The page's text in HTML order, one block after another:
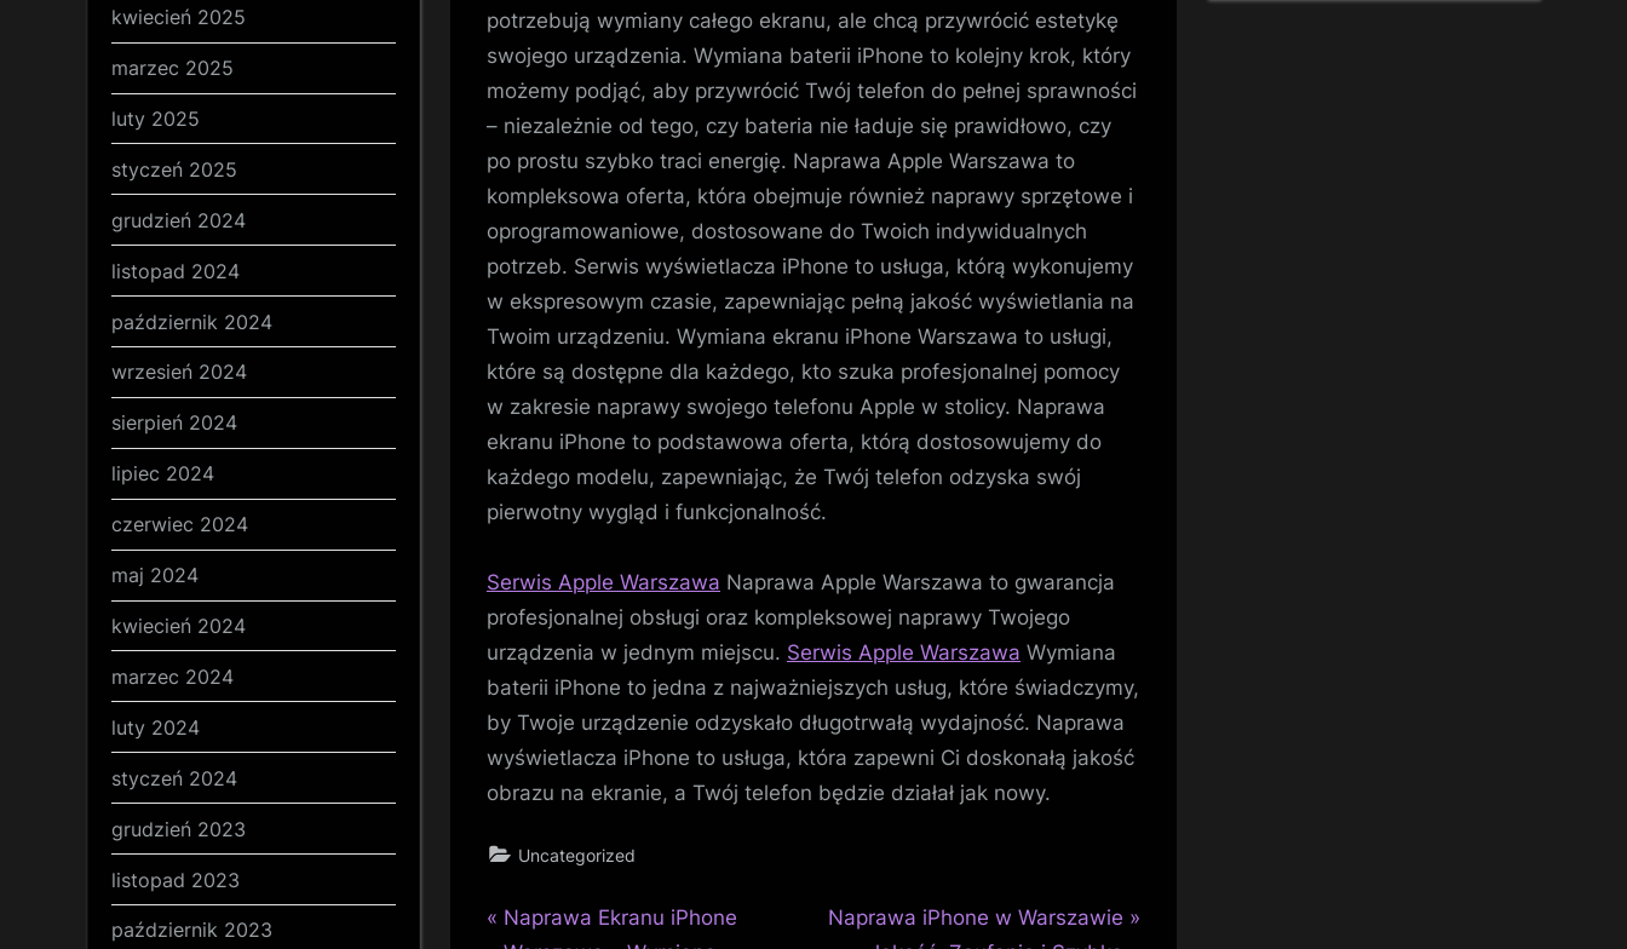
potrzebują wymiany całego ekranu, ale chcą przywrócić estetykę
swojego urządzenia. Wymiana baterii iPhone to kolejny krok, który
możemy podjąć, aby przywrócić Twój telefon do pełnej sprawności
– niezależnie od tego, czy bateria nie ładuje się prawidłowo, czy
po prostu szybko traci energię. Naprawa Apple Warszawa to
kompleksowa oferta, która obejmuje również naprawy sprzętowe i
oprogramowaniowe, dostosowane do Twoich indywidualnych
potrzeb. Serwis wyświetlacza iPhone to usługa, którą wykonujemy
w ekspresowym czasie, zapewniając pełną jakość wyświetlania na
Twoim urządzeniu. Wymiana ekranu iPhone Warszawa to usługi,
które są dostępne dla każdego, kto szuka profesjonalnej pomocy
w zakresie naprawy swojego telefonu Apple w stolicy. Naprawa
ekranu iPhone to podstawowa oferta, którą dostosowujemy do
każdego modelu, zapewniając, że Twój telefon odzyska swój
pierwotny wygląd i funkcjonalność.
Serwis Apple Warszawa Naprawa Apple Warszawa to gwarancja
profesjonalnej obsługi oraz kompleksowej naprawy Twojego
urządzenia w jednym miejscu. Serwis Apple Warszawa Wymiana
baterii iPhone to jedna z najważniejszych usług, które świadczymy,
by Twoje urządzenie odzyskało długotrwałą wydajność. Naprawa
wyświetlacza iPhone to usługa, która zapewni Ci doskonałą jakość
obrazu na ekranie, a Twój telefon będzie działał jak nowy.
Uncategorized
Nawigacja
P
Naprawa Ekranu iPhone
N
Naprawa iPhone w Warszawie
kwiecień 2025
marzec 2025
luty 2025
styczeń 2025
grudzień 2024
listopad 2024
październik 2024
wrzesień 2024
sierpień 2024
lipiec 2024
czerwiec 2024
maj 2024
kwiecień 2024
marzec 2024
luty 2024
styczeń 2024
grudzień 2023
listopad 2023
październik 2023